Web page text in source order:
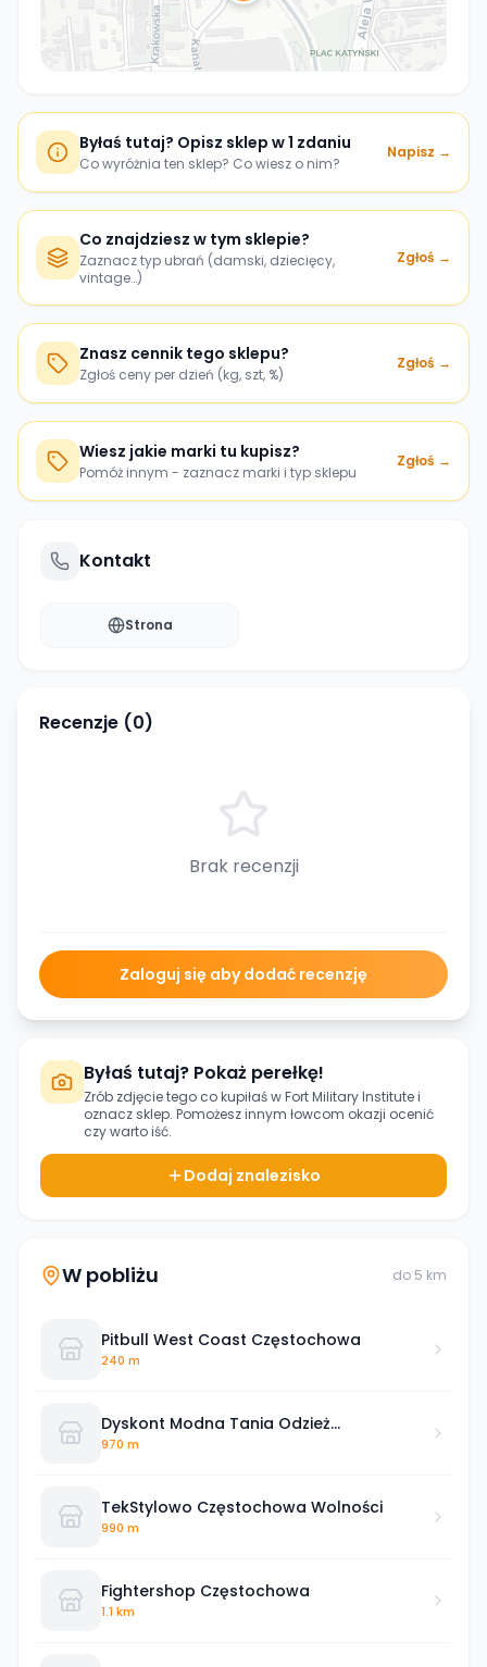
Byłaś tutaj? Opisz sklep w 1 zdaniu
Co wyróżnia ten sklep? Co wiesz o nim?
Napisz →
Co znajdziesz w tym sklepie?
Zaznacz typ ubrań (damski, dziecięcy,
vintage…)
Zgłoś →
Znasz cennik tego sklepu?
Zgłoś ceny per dzień (kg, szt, %)
Zgłoś →
Wiesz jakie marki tu kupisz?
Pomóż innym - zaznacz marki i typ sklepu
Zgłoś →
Kontakt
Strona
Recenzje (0)
Brak recenzji
Zaloguj się aby dodać recenzję
Byłaś tutaj? Pokaż perełkę!
Zrób zdjęcie tego co kupiłaś wFort Military Institutei
oznacz sklep. Pomożesz innym łowcom okazji ocenić
czy warto iść.
Dodaj znalezisko
W pobliżu do 5 km
Pitbull West Coast Częstochowa
240 m
Dyskont Modna Tania Odzież
Częstochowa
970 m
TekStylowo Częstochowa Wolności
990 m
Fightershop Częstochowa
1.1 km